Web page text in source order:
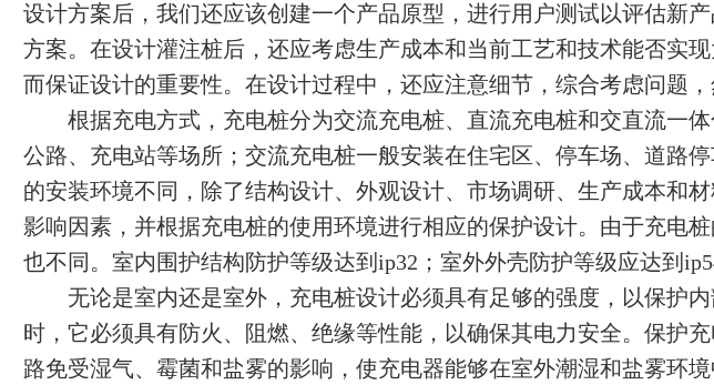
设计方案后，我们还应该创建一个产品原型，进行用户测试以评估新
方案。在设计灌注桩后，还应考虑生产成本和当前工艺和技术能否实
而保证设计的重要性。在设计过程中，还应注意细节，综合考虑问题，
根据充电方式，充电桩分为交流充电桩、直流充电桩和交直流一
公路、充电站等场所；交流充电桩一般安装在住宅区、停车场、道路
的安装环境不同，除了结构设计、外观设计、市场调研、生产成本和
影响因素，并根据充电桩的使用环境进行相应的保护设计。由于充电
也不同。室内围护结构防护等级达到ip32；室外外壳防护等级应达到
无论是室内还是室外，充电桩设计必须具有足够的强度，以保护
时，它必须具有防火、阻燃、绝缘等性能，以确保其电力安全。保护
路免受湿气、霉菌和盐雾的影响，使充电器能够在室外潮湿和盐雾环